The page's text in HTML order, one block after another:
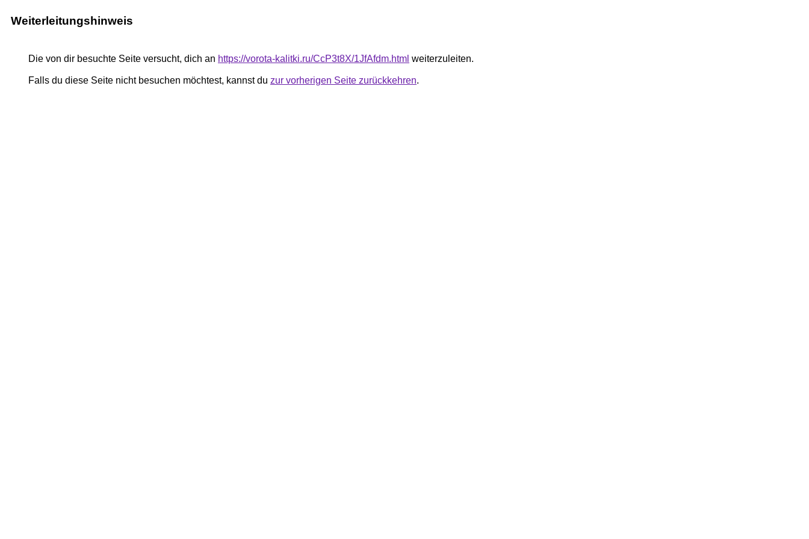
Weiterleitungshinweis
Die von dir besuchte Seite versucht, dich an https://vorota-kalitki.ru/CcP3t8X/1JfAfdm.html weiterzuleiten.
Falls du diese Seite nicht besuchen möchtest, kannst du zur vorherigen Seite zurückkehren.